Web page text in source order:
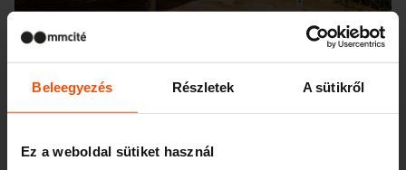
Beleegyezés Részletek A sütikről
Ez a weboldal sütiket használ